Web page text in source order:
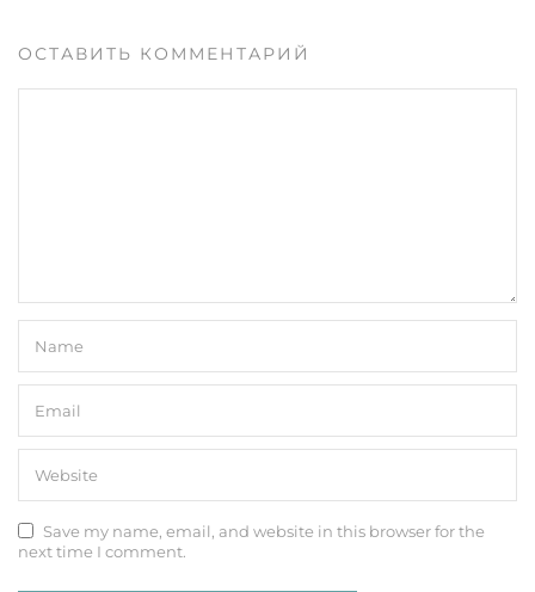
ОСТАВИТЬ КОММЕНТАРИЙ
Save my name, email, and website in this browser for the
next time I comment.